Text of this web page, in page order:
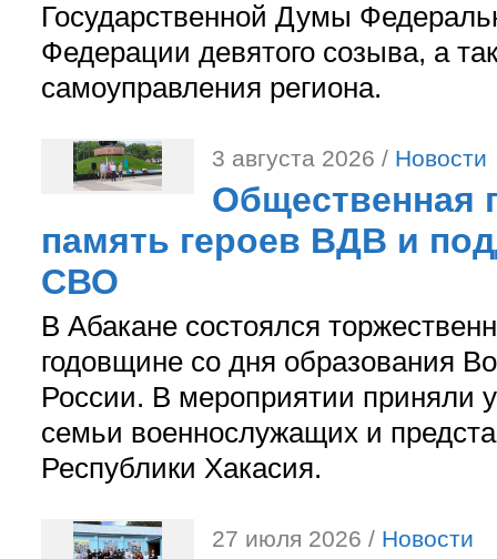
Государственной Думы
Федерации девятого созыва, а
самоуправления региона.
3 августа 2026 / Новости
Общественная
память героев ВДВ и
СВО
В Абакане состоялся
годовщине со дня образования
России. В мероприятии приняли
семьи военнослужащих и
Республики Хакасия.
27 июля 2026 / Новости